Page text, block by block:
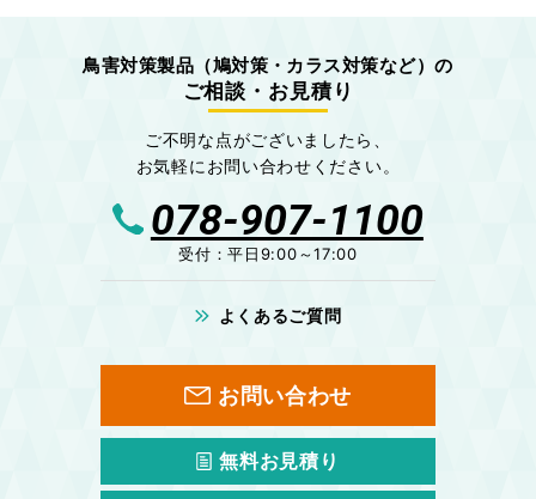
鳥害対策製品 （鳩対策・カラス対策など）の
ご相談・お見積り
ご不明な点がございましたら、
お気軽にお問い合わせください。
078-907-1100
受付：平日9:00～17:00
よくあるご質問
お問い合わせ
無料お見積り